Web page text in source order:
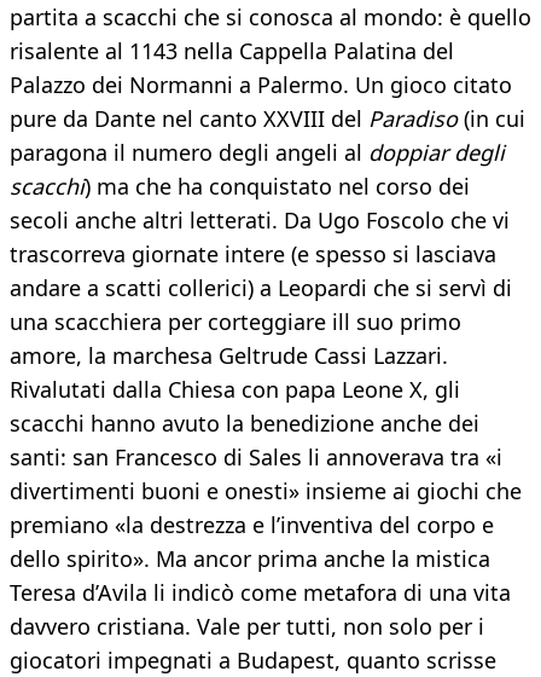
partita a scacchi che si conosca al mondo: è quello
risalente al 1143 nella Cappella Palatina del
Palazzo dei Normanni a Palermo. Un gioco citato
pure da Dante nel canto XXVIII del Paradiso(in cui
paragona il numero degli angeli al doppiar degli
scacchi) ma che ha conquistato nel corso dei
secoli anche altri letterati. Da Ugo Foscolo che vi
trascorreva giornate intere (e spesso si lasciava
andare a scatti collerici) a Leopardi che si servì di
una scacchiera per corteggiare ill suo primo
amore, la marchesa Geltrude Cassi Lazzari.
Rivalutati dalla Chiesa con papa Leone X, gli
scacchi hanno avuto la benedizione anche dei
santi: san Francesco di Sales li annoverava tra «i
divertimenti buoni e onesti» insieme ai giochi che
premiano «la destrezza e l’inventiva del corpo e
dello spirito». Ma ancor prima anche la mistica
Teresa d’Avila li indicò come metafora di una vita
davvero cristiana. Vale per tutti, non solo per i
giocatori impegnati a Budapest, quanto scrisse